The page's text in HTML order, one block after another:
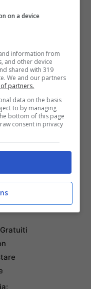
on a device
information from
and other device
shared with 319
We and our partners
of partners.
data on the basis
to by managing
bottom of this page
consent in privacy